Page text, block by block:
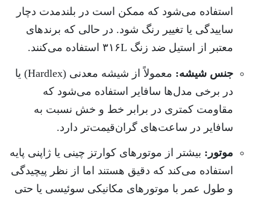
استفاده می‌شود که ممکن است در بلندمدت دچار
ساییدگی یا تغییر رنگ شود. در حالی که برندهای
معتبر از استیل ضد زنگ ۳۱۶L استفاده می‌کنند.
جنس شیشه:
معمولاً از شیشه معدنی (Hardlex) یا
در برخی مدل‌ها سافایر استفاده می‌شود که
مقاومت کمتری در برابر خط و خش نسبت به
سافایر در ساعت‌های گران‌قیمت‌تر دارد.
موتور: بیشتر از موتورهای کوارتز چینی یا ژاپنی پایه
استفاده می‌کند که دقیق هستند اما از نظر پیچیدگی
و طول عمر با موتورهای مکانیکی سوئیسی یا حتی